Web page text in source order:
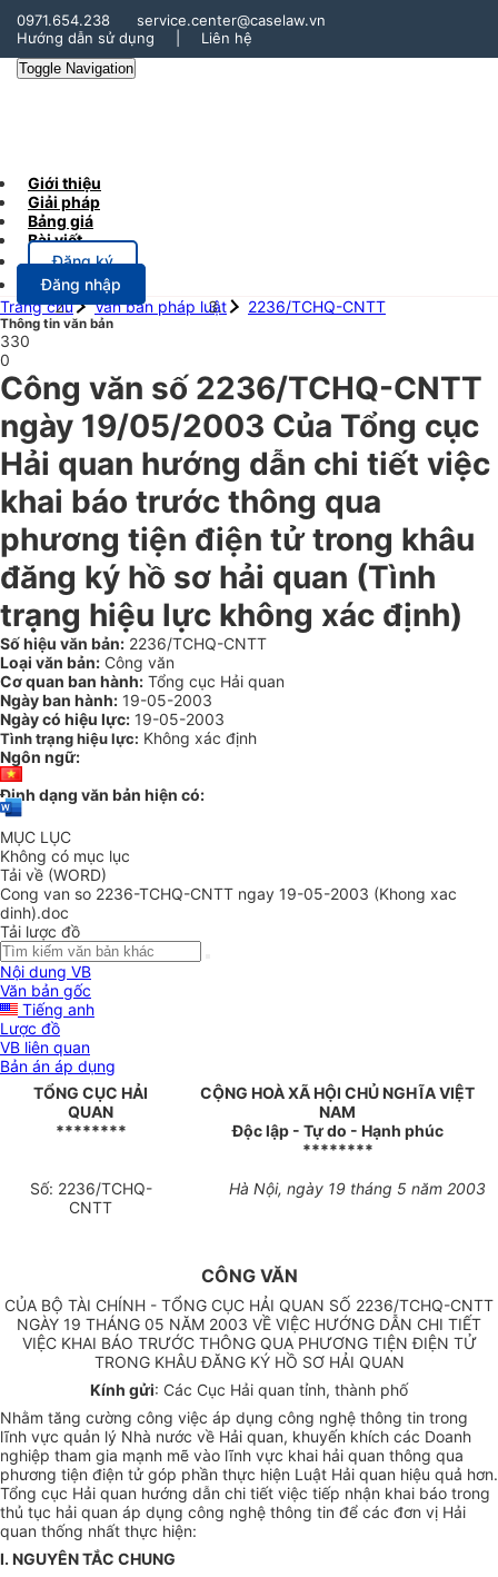
0971.654.238
service.center@caselaw.vn
Hướng dẫn sử dụng
Liên hệ
Toggle Navigation
Giới thiệu
Giải pháp
Bảng giá
Bài viết
Đăng ký
Đăng nhập
Trang chủ
Văn bản pháp luật 2236/TCHQ-CNTT
Thông tin văn bản
330
0
Công văn số 2236/TCHQ-CNTT
ngày 19/05/2003 Của Tổng cục
Hải quan hướng dẫn chi tiết việc
khai báo trước thông qua
phương tiện điện tử trong khâu
đăng ký hồ sơ hải quan (Tình
trạng hiệu lực không xác định)
Số hiệu văn bản: 2236/TCHQ-CNTT
Loại văn bản: Công văn
Cơ quan ban hành: Tổng cục Hải quan
Ngày ban hành: 19-05-2003
Ngày có hiệu lực: 19-05-2003
Tình trạng hiệu lực: Không xác định
Ngôn ngữ:
Định dạng văn bản hiện có:
MỤC LỤC
Không có mục lục
Tải về (WORD)
Cong van so 2236-TCHQ-CNTT ngay 19-05-2003 (Khong xac
dinh).doc
Tải lược đồ
Nội dung VB
Văn bản gốc
Tiếng anh
Lược đồ
VB liên quan
Bản án áp dụng
TỔNG CỤC HẢI
QUAN
********
CỘNG HOÀ XÃ HỘI CHỦ NGHĨA VIỆT
NAM
Độc lập - Tự do - Hạnh phúc
********
Số: 2236/TCHQ-
CNTT
Hà Nội, ngày 19 tháng 5 năm 2003
CÔNG VĂN
CỦA BỘ TÀI CHÍNH - TỔNG CỤC HẢI QUAN SỐ 2236/TCHQ-CNTT
NGÀY 19 THÁNG 05 NĂM 2003 VỀ VIỆC HƯỚNG DẪN CHI TIẾT
VIỆC KHAI BÁO TRƯỚC THÔNG QUA PHƯƠNG TIỆN ĐIỆN TỬ
TRONG KHÂU ĐĂNG KÝ HỒ SƠ HẢI QUAN
Kính gửi: Các Cục Hải quan tỉnh, thành phố
Nhằm tăng cường công việc áp dụng công nghệ thông tin trong
lĩnh vực quản lý Nhà nước về Hải quan, khuyến khích các Doanh
nghiệp tham gia mạnh mẽ vào lĩnh vực khai hải quan thông qua
phương tiện điện tử góp phần thực hiện Luật Hải quan hiệu quả hơn.
Tổng cục Hải quan hướng dẫn chi tiết việc tiếp nhận khai báo trong
thủ tục hải quan áp dụng công nghệ thông tin để các đơn vị Hải
quan thống nhất thực hiện:
I. NGUYÊN TẮC CHUNG